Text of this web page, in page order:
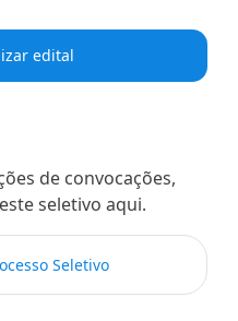
edital
de convocações,
seletivo aqui.
Seletivo